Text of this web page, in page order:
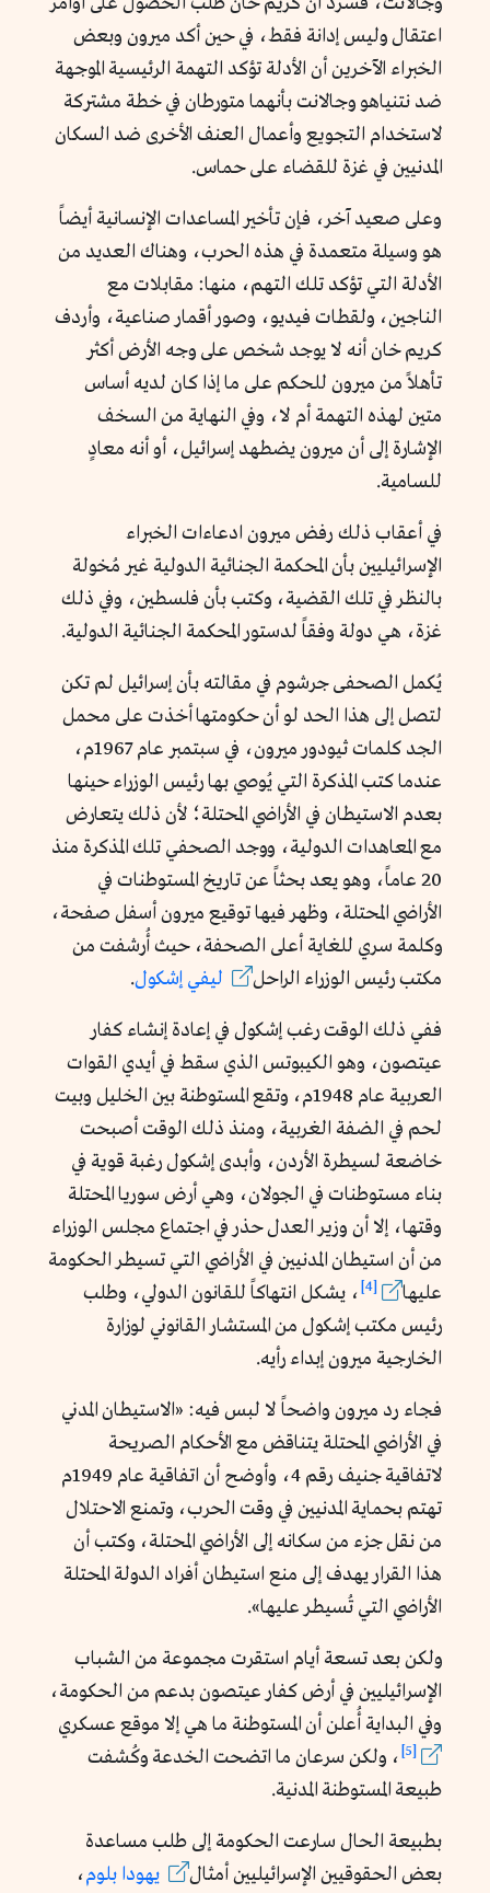
اعتقال وليس إدانة فقط، في حين أكد ميرون وبعض
الخبراء الآخرين أن الأدلة تؤكد التهمة الرئيسية الموجهة
ضد نتنياهو وجالانت بأنهما متورطان في خطة مشتركة
لاستخدام التجويع وأعمال العنف الأخرى ضد السكان
المدنيين في غزة للقضاء على حماس.
وعلى صعيد آخر، فإن تأخير المساعدات الإنسانية أيضاً
هو وسيلة متعمدة في هذه الحرب، وهناك العديد من
الأدلة التي تؤكد تلك التهم، منها: مقابلات مع
الناجين، ولقطات فيديو، وصور أقمار صناعية، وأردف
كريم خان أنه لا يوجد شخص على وجه الأرض أكثر
تأهلاً من ميرون للحكم على ما إذا كان لديه أساس
متين لهذه التهمة أم لا، وفي النهاية من السخف
الإشارة إلى أن ميرون يضطهد إسرائيل، أو أنه معادٍ
للسامية.
في أعقاب ذلك رفض ميرون ادعاءات الخبراء
الإسرائيليين بأن المحكمة الجنائية الدولية غير مُخولة
بالنظر في تلك القضية، وكتب بأن فلسطين، وفي ذلك
غزة، هي دولة وفقاً لدستور المحكمة الجنائية الدولية.
يُكمل الصحفى جرشوم في مقالته بأن إسرائيل لم تكن
لتصل إلى هذا الحد لو أن حكومتها أخذت على محمل
الجد كلمات ثيودور ميرون، في سبتمبر عام 1967م،
عندما كتب المذكرة التي يُوصي بها رئيس الوزراء حينها
بعدم الاستيطان في الأراضي المحتلة؛ لأن ذلك يتعارض
مع المعاهدات الدولية، ووجد الصحفي تلك المذكرة منذ
20 عاماً، وهو يعد بحثاً عن تاريخ المستوطنات في
الأراضي المحتلة، وظهر فيها توقيع ميرون أسفل صفحة،
وكلمة سري للغاية أعلى الصحفة، حيث أُرشفت من
مكتب رئيس الوزراء الراحل
ليفي إشكول.
ففي ذلك الوقت رغب إشكول في إعادة إنشاء كفار
عيتصون، وهو الكيبوتس الذي سقط في أيدي القوات
العربية عام 1948م، وتقع المستوطنة بين الخليل وبيت
لحم في الضفة الغربية، ومنذ ذلك الوقت أصبحت
خاضعة لسيطرة الأردن، وأبدى إشكول رغبة قوية في
بناء مستوطنات في الجولان، وهي أرض سوريا المحتلة
وقتها، إلا أن وزير العدل حذر في اجتماع مجلس الوزراء
من أن استيطان المدنيين في الأراضي التي تسيطر الحكومة
عليها
[4]
، يشكل انتهاكاً للقانون الدولي، وطلب
رئيس مكتب إشكول من المستشار القانوني لوزارة
الخارجية ميرون إبداء رأيه.
فجاء رد ميرون واضحاً لا لبس فيه: «الاستيطان المدني
في الأراضي المحتلة يتناقض مع الأحكام الصريحة
لاتفاقية جنيف رقم 4، وأوضح أن اتفاقية عام 1949م
تهتم بحماية المدنيين في وقت الحرب، وتمنع الاحتلال
من نقل جزء من سكانه إلى الأراضي المحتلة، وكتب أن
هذا القرار يهدف إلى منع استيطان أفراد الدولة المحتلة
الأراضي التي تُسيطر عليها».
ولكن بعد تسعة أيام استقرت مجموعة من الشباب
الإسرائيليين في أرض كفار عيتصون بدعم من الحكومة،
وفي البداية أُعلن أن المستوطنة ما هي إلا موقع عسكري
[5]
، ولكن سرعان ما اتضحت الخدعة وكُشفت
طبيعة المستوطنة المدنية.
بطبيعة الحال سارعت الحكومة إلى طلب مساعدة
بعض الحقوقيين الإسرائيليين أمثال
يهودا بلوم،